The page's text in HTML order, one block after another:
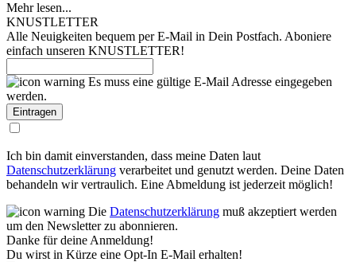
Mehr lesen...
KNUSTLETTER
Alle Neuigkeiten bequem per E-Mail in Dein Postfach. Aboniere
einfach unseren KNUSTLETTER!
Es muss eine gültige E-Mail Adresse eingegeben
werden.
Ich bin damit einverstanden, dass meine Daten laut
Datenschutzerklärung verarbeitet und genutzt werden. Deine Daten
behandeln wir vertraulich. Eine Abmeldung ist jederzeit möglich!
Die Datenschutzerklärung muß akzeptiert werden
um den Newsletter zu abonnieren.
Danke für deine Anmeldung!
Du wirst in Kürze eine Opt-In E-Mail erhalten!